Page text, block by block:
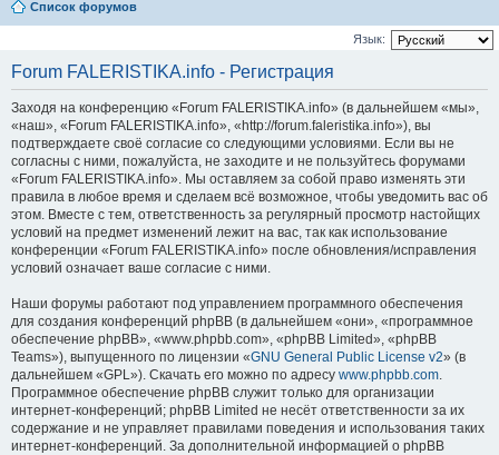
Список форумов
Язык:
Forum FALERISTIKA.info - Регистрация
Заходя на конференцию «Forum FALERISTIKA.info» (в дальнейшем «мы»,
«наш», «Forum FALERISTIKA.info», «http://forum.faleristika.info»), вы
подтверждаете своё согласие со следующими условиями. Если вы не
согласны с ними, пожалуйста, не заходите и не пользуйтесь форумами
«Forum FALERISTIKA.info». Мы оставляем за собой право изменять эти
правила в любое время и сделаем всё возможное, чтобы уведомить вас об
этом. Вместе с тем, ответственность за регулярный просмотр настойщих
условий на предмет изменений лежит на вас, так как использование
конференции «Forum FALERISTIKA.info» после обновления/исправления
условий означает ваше согласие с ними.
Наши форумы работают под управлением программного обеспечения
для создания конференций phpBB (в дальнейшем «они», «программное
обеспечение phpBB», «www.phpbb.com», «phpBB Limited», «phpBB
Teams»), выпущенного по лицензии «GNU General Public License v2» (в
дальнейшем «GPL»). Скачать его можно по адресу www.phpbb.com.
Программное обеспечение phpBB служит только для организации
интернет-конференций; phpBB Limited не несёт ответственности за их
содержание и не управляет правилами поведения и использования таких
интернет-конференций. За дополнительной информацией о phpBB